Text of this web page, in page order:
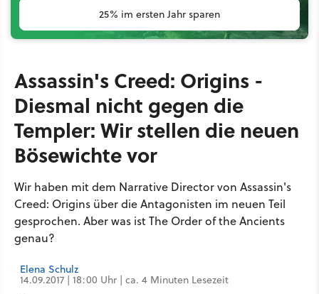
25% im ersten Jahr sparen
Assassin's Creed: Origins -
Diesmal nicht gegen die
Templer: Wir stellen die neuen
Bösewichte vor
Wir haben mit dem Narrative Director von Assassin's
Creed: Origins über die Antagonisten im neuen Teil
gesprochen. Aber was ist The Order of the Ancients
genau?
Elena Schulz
14.09.2017 | 18:00 Uhr | ca. 4 Minuten Lesezeit